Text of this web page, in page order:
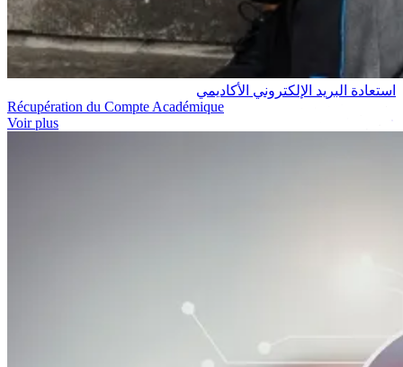
استعادة البريد الإلكتروني الأكاديمي
Récupération du Compte Académique
Voir plus